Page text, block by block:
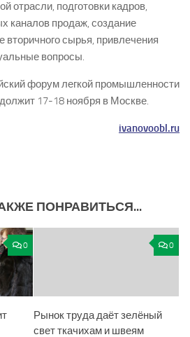
отрасли, подготовки кадров,
каналов продаж, создание
вторичного сырья, привлечения
вопросы.
форум легкой промышленности
17-18 ноября в Москве.
ivanovoobl.ru
ПОНРАВИТЬСЯ...
0 0
Рынок труда даёт зелёный
свет ткачихам и швеям